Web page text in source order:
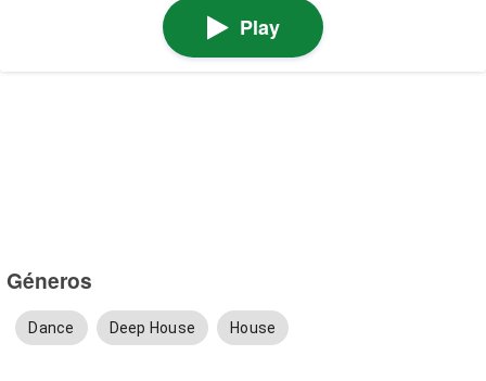
Play
Géneros
Dance Deep House House